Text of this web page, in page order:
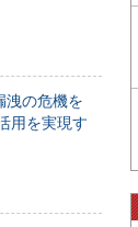
洩の危機を
用を実現す